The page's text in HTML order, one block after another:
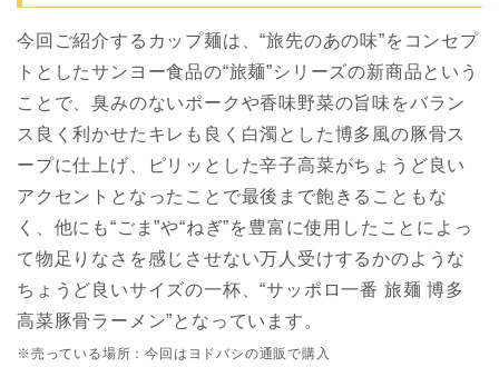
今回ご紹介するカップ麺は、“旅先のあの味”をコンセプ
トとしたサンヨー食品の“旅麺”シリーズの新商品という
ことで、臭みのないポークや香味野菜の旨味をバラン
ス良く利かせたキレも良く白濁とした博多風の豚骨ス
ープに仕上げ、ピリッとした辛子高菜がちょうど良い
アクセントとなったことで最後まで飽きることもな
く、他にも“ごま”や“ねぎ”を豊富に使用したことによっ
て物足りなさを感じさせない万人受けするかのような
ちょうど良いサイズの一杯、“サッポロ一番 旅麺 博多
高菜豚骨ラーメン”となっています。
※売っている場所：今回はヨドバシの通販で購入